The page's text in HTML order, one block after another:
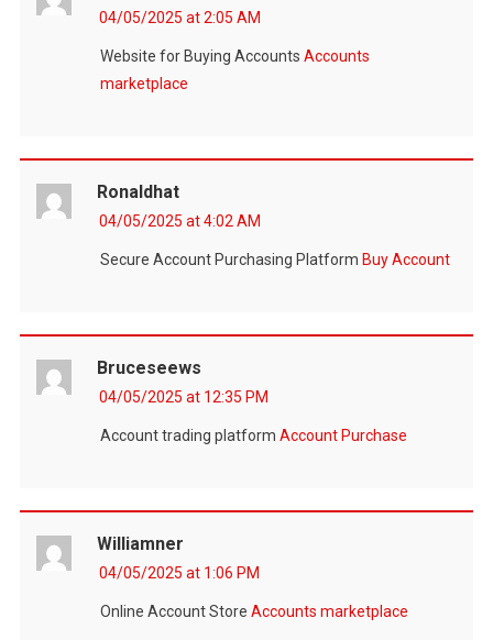
04/05/2025 at 2:05 AM
Website for Buying Accounts Accounts
marketplace
Ronaldhat
04/05/2025 at 4:02 AM
Secure Account Purchasing Platform Buy Account
Bruceseews
04/05/2025 at 12:35 PM
Account trading platform Account Purchase
Williamner
04/05/2025 at 1:06 PM
Online Account Store Accounts marketplace